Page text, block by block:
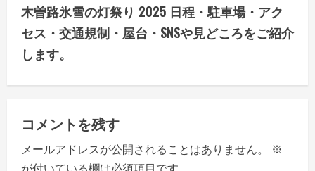
t
i
n
u
e
R
木曽路氷雪の灯祭り 2025 日程・駐車場・アク
セス・交通規制・屋台・SNSや見どころをご紹介
します。
コメントを残す
メールアドレスが公開されることはありません。
※